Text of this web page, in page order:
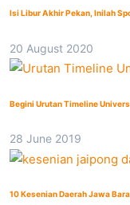
Isi Libur Akhir Pekan, Inilah
20 August 2020
Begini Urutan Timeline
28 June 2019
10 Kesenian Daerah Jawa